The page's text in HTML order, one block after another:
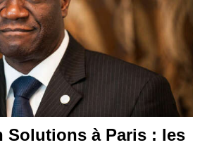
Solutions à Paris : les